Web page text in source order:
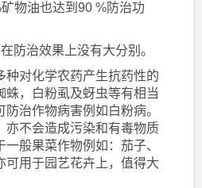
物油也达到90 %防治功
防治效果上没有大分别。
种对化学农药产生抗药性的
蛛，白粉虱及蚜虫等有相当
治作物病害例如白粉病。
亦不会造成污染和有毒物质
般果菜作物例如：茄子、
可用于园艺花卉上，值得大